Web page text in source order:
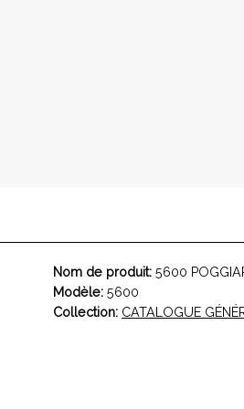
Nom de produit: 5600
Modèle: 5600
Collection: CATALOGUE